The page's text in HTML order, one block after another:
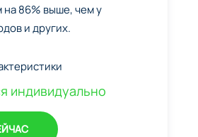
на 86% выше, чем у
и других.
индивидуально